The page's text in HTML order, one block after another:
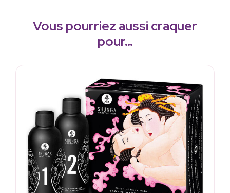
Vous pourriez aussi craquer
pour…